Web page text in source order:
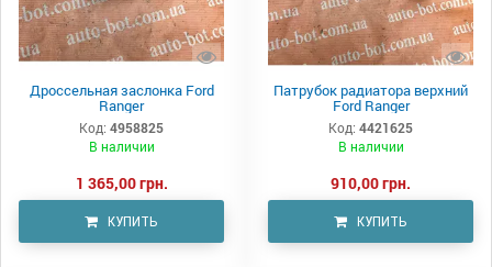
Дроссельная заслонка Ford
Ranger
Код: 4958825
В наличии
1 365,00 грн.
КУПИТЬ
Патрубок радиатора верхний
Ford Ranger
Код: 4421625
В наличии
910,00 грн.
КУПИТЬ